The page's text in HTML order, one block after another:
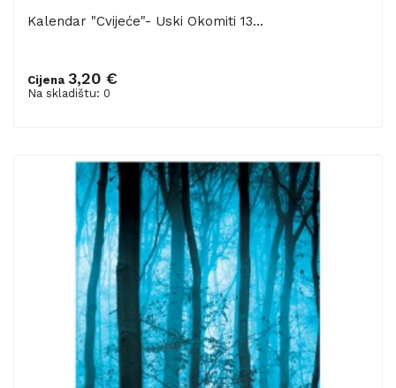
Kalendar "Cvijeće"- Uski Okomiti 13...
Cijena 3,20 €
Na skladištu: 0